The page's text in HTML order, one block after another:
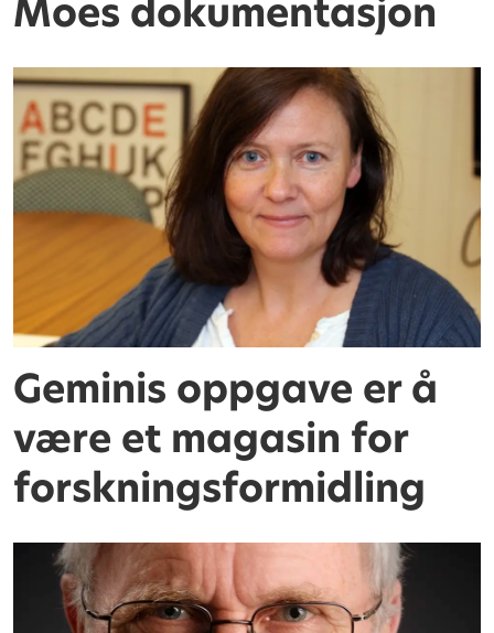
Moes dokumentasjon
Geminis oppgave er å
være et magasin for
forskningsformidling